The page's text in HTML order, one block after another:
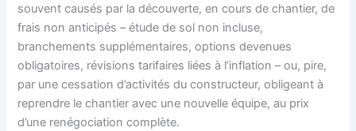
souvent causés par la découverte, en cours de chantier, de
frais non anticipés – étude de sol non incluse,
branchements supplémentaires, options devenues
obligatoires, révisions tarifaires liées à l’inflation – ou, pire,
par une cessation d’activités du constructeur, obligeant à
reprendre le chantier avec une nouvelle équipe, au prix
d’une renégociation complète.